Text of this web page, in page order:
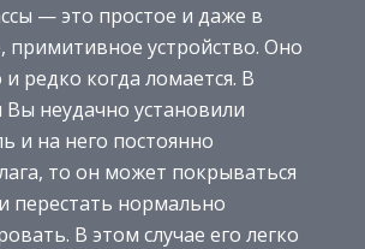
— это простое и даже в
примитивное устройство. Оно
редко когда ломается. В
Вы неудачно установили
и на него постоянно
то он может покрываться
перестать нормально
В этом случае его легко